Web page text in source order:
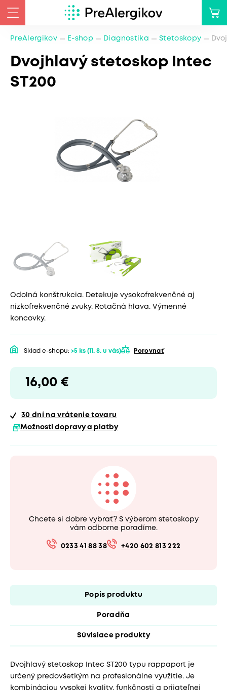
PreAlergikov E-shop Diagnostika Stetoskopy
Dvojhlavý stetoskop Intec
ST200
Odolná konštrukcia. Detekuje vysokofrekvenčné aj
nízkofrekvenčné zvuky. Rotačná hlava. Výmenné
koncovky.
Sklad e-shopu: >5 ks (11. 8. u vás) Porovnať
16,00 €
30 dní na vrátenie tovaru
Možnosti dopravy a platby
Chcete si dobre vybrať? S výberom stetoskopy
vám odborne poradíme.
0233 41 88 38 +420 602 813 222
Popis produktu
Poradňa
Súvisiace produkty
Dvojhlavý stetoskop Intec ST200 typu rappaport je
určený predovšetkým na profesionálne využitie. Je
kombináciou vysokej kvality, funkčnosti a prijateľnej